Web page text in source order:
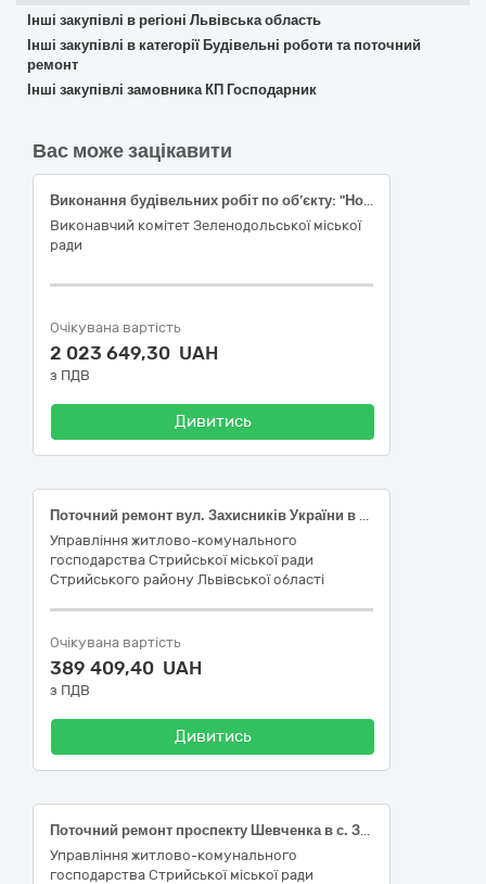
Інші закупівлі в регіоні Львівська область
Інші закупівлі в категорії Будівельні роботи та поточний
ремонт
Інші закупівлі замовника КП Господарник
Вас може зацікавити
Виконання будівельних робіт по об’єкту: "Нове будівництво газопроводу для газопостачання модульних котелень загальною потужністю 12,2 МВт на земельній ділянці к.н. 1220310300:02:016:0001 вул. Садова, м. Зеленодольськ, Криворізький район, Дніпропетровська область. Газопостачання зовнішнє. Внутрішньомайданчикові мережі."
Виконавчий комітет Зеленодольської міської
ради
Очікувана вартість
2 023 649,30 UAH
з ПДВ
Дивитись
Поточний ремонт вул. Захисників України в с. Загірне Стрийського району Львівської області
Управління житлово-комунального
господарства Стрийської міської ради
Стрийського району Львівської області
Очікувана вартість
389 409,40 UAH
з ПДВ
Дивитись
Поточний ремонт проспекту Шевченка в с. Загірне Стрийського району Львівської області
Управління житлово-комунального
господарства Стрийської міської ради